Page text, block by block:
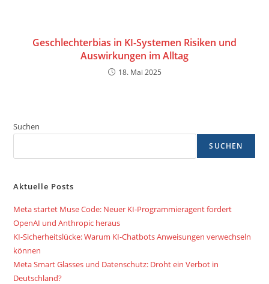
Geschlechterbias in KI-Systemen Risiken und
Auswirkungen im Alltag
18. Mai 2025
Suchen
SUCHEN
Aktuelle Posts
Meta startet Muse Code: Neuer KI-Programmieragent fordert
OpenAI und Anthropic heraus
KI-Sicherheitslücke: Warum KI-Chatbots Anweisungen verwechseln
können
Meta Smart Glasses und Datenschutz: Droht ein Verbot in
Deutschland?